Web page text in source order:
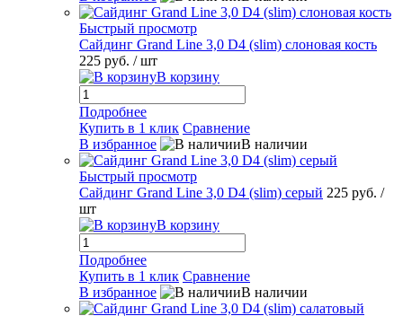
Быстрый просмотр
Сайдинг Grand Line 3,0 D4 (slim) слоновая кость
225 руб. / шт
В корзину
Подробнее
Купить в 1 клик Сравнение
В избранное
В наличии
Быстрый просмотр
Сайдинг Grand Line 3,0 D4 (slim) серый 225 руб. /
шт
В корзину
Подробнее
Купить в 1 клик Сравнение
В избранное
В наличии